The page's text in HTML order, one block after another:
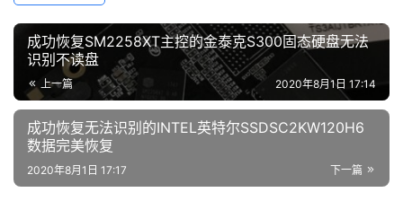
成功恢复SM2258XT主控的金泰克S300固态硬盘无法
识别不读盘
上一篇 2020年8月1日 17:14
成功恢复无法识别的INTEL英特尔SSDSC2KW120H6
数据完美恢复
下一篇
2020年8月1日 17:17